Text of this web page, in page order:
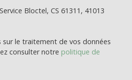
Bloctel, CS 61311, 41013
sur le traitement de vos données
consulter notre politique de